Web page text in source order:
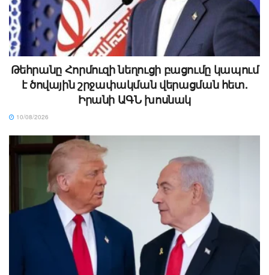
Թեհրանը Հորմուզի նեղուցի բացումը կապում
է ծովային շրջափակման վերացման հետ.
Իրանի ԱԳՆ խոսնակ
10/08/2026